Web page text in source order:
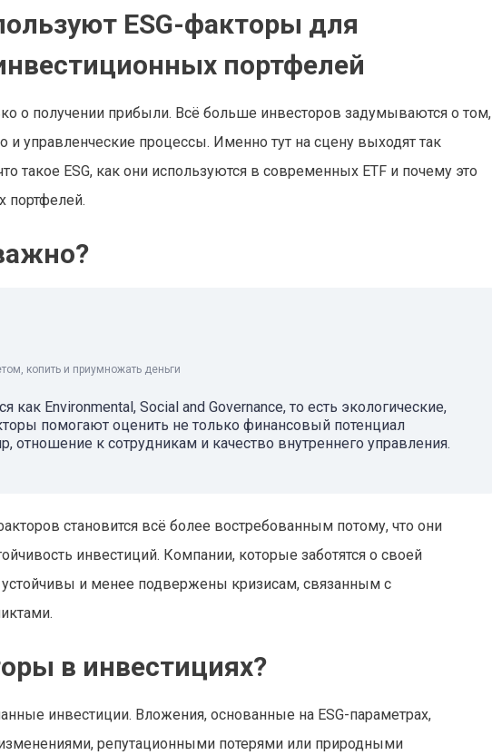
ESG-факторы для
портфелей
о получении прибыли. Всё больше инвесторов задумываются о том,
управленческие процессы. Именно тут на сцену выходят так
такое ESG, как они используются в современных ETF и почему это
портфелей.
копить и приумножать деньги
Environmental, Social and Governance, то есть экологические,
помогают оценить не только финансовый потенциал
к сотрудникам и качество внутреннего управления.
становится всё более востребованным потому, что они
инвестиций. Компании, которые заботятся о своей
и менее подвержены кризисам, связанным с
в инвестициях?
инвестиции. Вложения, основанные на ESG-параметрах,
репутационными потерями или природными